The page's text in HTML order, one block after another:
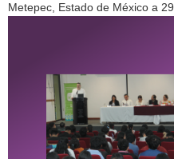
Metepec, Estado de México a